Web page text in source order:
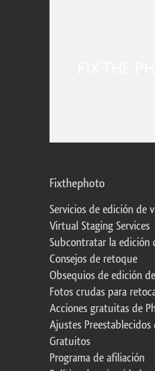
Fixthephoto
Servicios de edición de
Virtual Staging Services
Subcontratar la edición
Consejos de retoque
Obsequios de edición
Fotos crudas para
Acciones gratuitas de
Ajustes
Gratuitos
Programa de afiliación